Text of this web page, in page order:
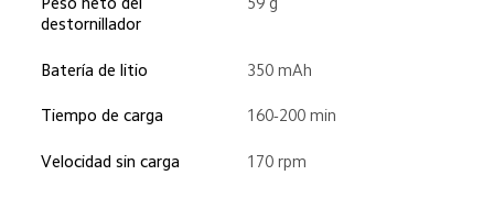
destornillador
Batería de litio 350 mAh
Tiempo de carga 160-200 min
Velocidad sin carga 170 rpm